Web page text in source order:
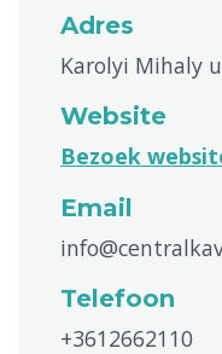
Adres
Karolyi Mihaly
Website
Bezoek
Email
Telefoon
+3612662110